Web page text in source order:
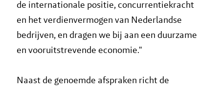
de internationale positie, concurrentiekracht
en het verdienvermogen van Nederlandse
bedrijven, en dragen we bij aan een duurzame
en vooruitstrevende economie."
Naast de genoemde afspraken richt de